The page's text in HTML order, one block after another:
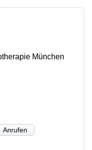
München
Anrufen